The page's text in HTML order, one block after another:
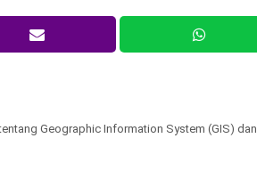
Geographic Information System (GIS) dan